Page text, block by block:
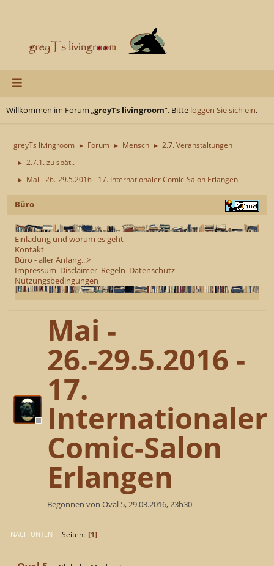
Willkommen im Forum „greyTs livingroom“. Bitte loggen Sie sich ein.
greyTs livingroom ► Forum ► Mensch ► 2.7. Veranstaltungen
► 2.7.1. zu spät..
► Mai - 26.-29.5.2016 - 17. Internationaler Comic-Salon Erlangen
Büro
Einladung und worum es geht
Kontakt
Büro - aller Anfang...>
Impressum Disclaimer Regeln Datenschutz
Nutzungsbedingungen
Mai -
26.-29.5.2016 -
17.
Internationaler
Comic-Salon
Erlangen
Begonnen von Oval 5, 29.03.2016, 23h30
NACH UNTEN Seiten 1